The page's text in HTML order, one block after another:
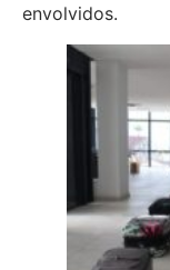
envolvidos.